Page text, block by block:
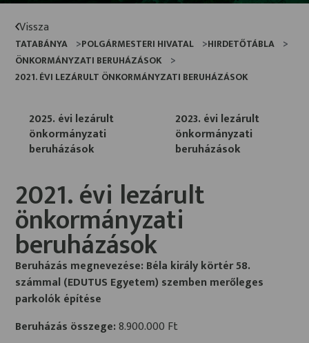
Vissza
TATABÁNYA POLGÁRMESTERI HIVATAL
HIRDETŐTÁBLA
ÖNKORMÁNYZATI BERUHÁZÁSOK
2021. ÉVI LEZÁRULT ÖNKORMÁNYZATI BERUHÁZÁSOK
2025. évi lezárult
önkormányzati
beruházások
2023. évi lezárult
önkormányzati
beruházások
2021. évi lezárult
önkormányzati
beruházások
Beruházás megnevezése: Béla király körtér 58.
számmal (EDUTUS Egyetem) szemben merőleges
parkolók építése
Beruházás összege:8.900.000 Ft